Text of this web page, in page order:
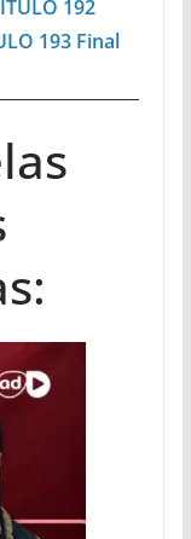
192
193 Final